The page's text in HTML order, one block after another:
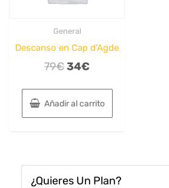
General
Descanso en Cap d’Agde
79€El
original
era:
34€El
actual
es:
Añadir al carrito
¿Quieres Un Plan?